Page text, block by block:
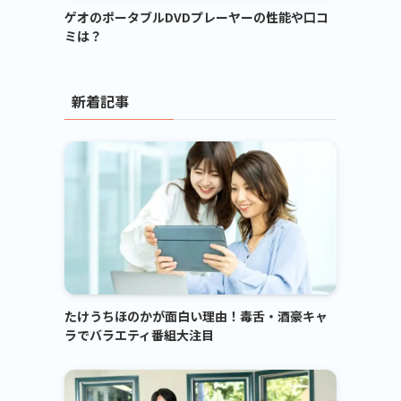
ゲオのポータブルDVDプレーヤーの性能や口コ
ミは？
新着記事
たけうちほのかが面白い理由！毒舌・酒豪キャ
ラでバラエティ番組大注目